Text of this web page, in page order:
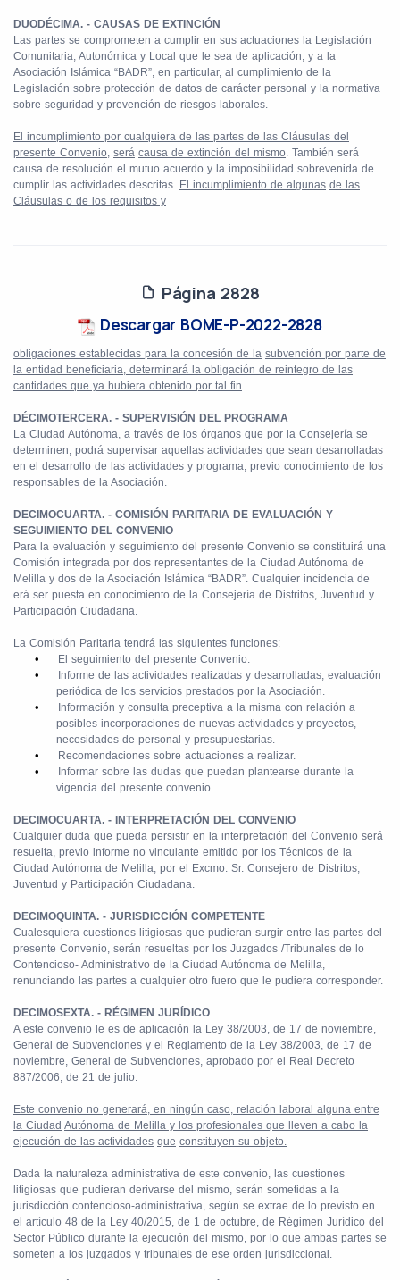
DUODÉCIMA. - CAUSAS DE EXTINCIÓN
Las partes se comprometen a cumplir en sus actuaciones la Legislación
Comunitaria, Autonómica y Local que le sea de aplicación, y a la
Asociación Islámica “BADR”, en particular, al cumplimiento de la
Legislación sobre protección de datos de carácter personal y la normativa
sobre seguridad y prevención de riesgos laborales.
El incumplimiento por cualquiera de las partes de las Cláusulas del
presente Convenio, será causa de extinción del mismo. También será
causa de resolución el mutuo acuerdo y la imposibilidad sobrevenida de
cumplir las actividades descritas. El incumplimiento de algunas de las
Cláusulas o de los requisitos y
Página 2828
Descargar BOME-P-2022-2828
obligaciones establecidas para la concesión de la subvención por parte de
la entidad beneficiaria, determinará la obligación de reintegro de las
cantidades que ya hubiera obtenido por tal fin.
DÉCIMOTERCERA. - SUPERVISIÓN DEL PROGRAMA
La Ciudad Autónoma, a través de los órganos que por la Consejería se
determinen, podrá supervisar aquellas actividades que sean desarrolladas
en el desarrollo de las actividades y programa, previo conocimiento de los
responsables de la Asociación.
DECIMOCUARTA. - COMISIÓN PARITARIA DE EVALUACIÓN Y
SEGUIMIENTO DEL CONVENIO
Para la evaluación y seguimiento del presente Convenio se constituirá una
Comisión integrada por dos representantes de la Ciudad Autónoma de
Melilla y dos de la Asociación Islámica “BADR”. Cualquier incidencia de
erá ser puesta en conocimiento de la Consejería de Distritos, Juventud y
Participación Ciudadana.
La Comisión Paritaria tendrá las siguientes funciones:
• El seguimiento del presente Convenio.
•
Informe de las actividades realizadas y desarrolladas, evaluación
periódica de los servicios prestados por la Asociación.
•
Información y consulta preceptiva a la misma con relación a
posibles incorporaciones de nuevas actividades y proyectos,
necesidades de personal y presupuestarias.
• Recomendaciones sobre actuaciones a realizar.
•
Informar sobre las dudas que puedan plantearse durante la
vigencia del presente convenio
DECIMOCUARTA. - INTERPRETACIÓN DEL CONVENIO
Cualquier duda que pueda persistir en la interpretación del Convenio será
resuelta, previo informe no vinculante emitido por los Técnicos de la
Ciudad Autónoma de Melilla, por el Excmo. Sr. Consejero de Distritos,
Juventud y Participación Ciudadana.
DECIMOQUINTA. - JURISDICCIÓN COMPETENTE
Cualesquiera cuestiones litigiosas que pudieran surgir entre las partes del
presente Convenio, serán resueltas por los Juzgados /Tribunales de lo
Contencioso- Administrativo de la Ciudad Autónoma de Melilla,
renunciando las partes a cualquier otro fuero que le pudiera corresponder.
DECIMOSEXTA. - RÉGIMEN JURÍDICO
A este convenio le es de aplicación la Ley 38/2003, de 17 de noviembre,
General de Subvenciones y el Reglamento de la Ley 38/2003, de 17 de
noviembre, General de Subvenciones, aprobado por el Real Decreto
887/2006, de 21 de julio.
Este convenio no generará, en ningún caso, relación laboral alguna entre
la Ciudad Autónoma de Melilla y los profesionales que lleven a cabo la
ejecución de las actividades que constituyen su objeto.
Dada la naturaleza administrativa de este convenio, las cuestiones
litigiosas que pudieran derivarse del mismo, serán sometidas a la
jurisdicción contencioso-administrativa, según se extrae de lo previsto en
el artículo 48 de la Ley 40/2015, de 1 de octubre, de Régimen Jurídico del
Sector Público durante la ejecución del mismo, por lo que ambas partes se
someten a los juzgados y tribunales de ese orden jurisdiccional.